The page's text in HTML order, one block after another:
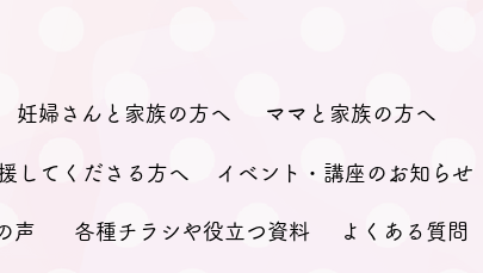
妊婦さんと家族の方へ ママと家族の方へ
してくださる方へ イベント・講座のお知らせ
声 各種チラシや役立つ資料 よくある質問